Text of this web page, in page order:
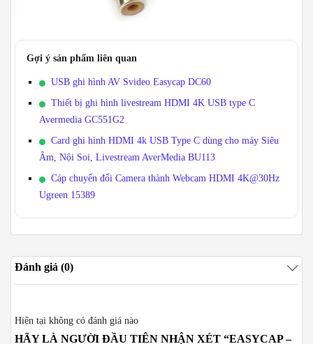
Gợi ý sản phẩm liên quan
USB ghi hình AV Svideo Easycap DC60
Thiết bị ghi hình livestream HDMI 4K USB type C
Avermedia GC551G2
Card ghi hình HDMI 4k USB Type C dùng cho máy Siêu
Âm, Nội Soi, Livestream AverMedia BU113
Cáp chuyển đổi Camera thành Webcam HDMI 4K@30Hz
Ugreen 15389
Đánh giá (0)
Hiện tại không có đánh giá nào
HÃY LÀ NGƯỜI ĐẦU TIÊN NHẬN XÉT “EASYCAP –